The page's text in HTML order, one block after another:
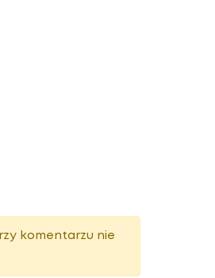
komentarzu nie